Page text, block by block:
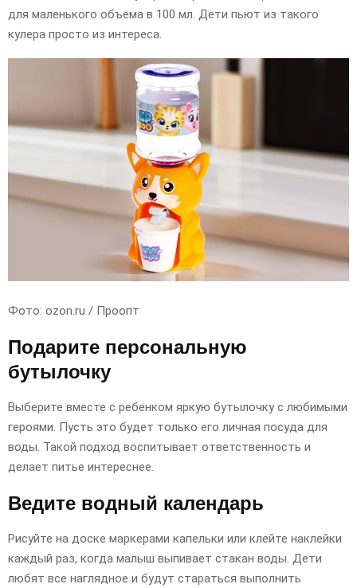
для маленького объема в 100 мл. Дети пьют из такого
кулера просто из интереса.
Фото: ozon.ru / Проопт
Подарите персональную
бутылочку
Выберите вместе с ребенком яркую бутылочку с любимыми
героями. Пусть это будет только его личная посуда для
воды. Такой подход воспитывает ответственность и
делает питье интереснее.
Ведите водный календарь
Рисуйте на доске маркерами капельки или клейте наклейки
каждый раз, когда малыш выпивает стакан воды. Дети
любят все наглядное и будут стараться выполнить